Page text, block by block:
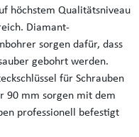
höchstem Qualitätsniveau
Diamant-
sorgen dafür, dass
gebohrt werden.
für Schrauben
90 mm sorgen mit dem
professionell befestigt